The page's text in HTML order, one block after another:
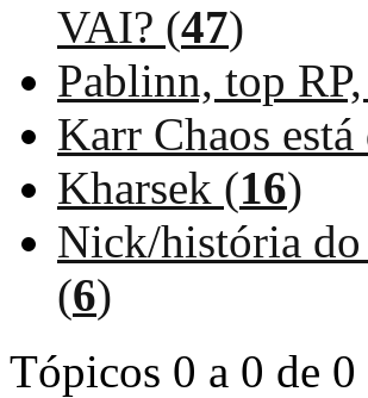
VAI? (47)
Pablinn, top
Karr Chaos
Kharsek (16)
Nick/história
(6)
Tópicos 0 a 0 de 0